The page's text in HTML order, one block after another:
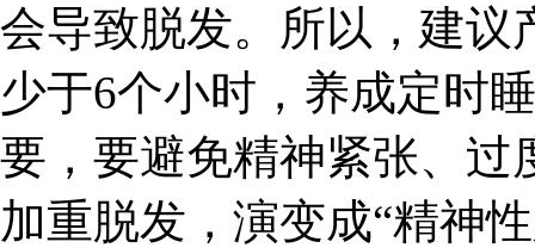
会导致脱发。所以，建议
少于6个小时，养成定时
要，要避免精神紧张、过
加重脱发，演变成“精神